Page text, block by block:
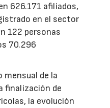
626.171 afiliados,
en el sector
122 personas
70.296
mensual de la
finalización de
la evolución